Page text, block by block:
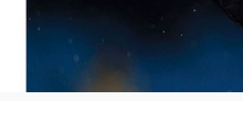
سلام".. عنوان خطبة الجمعة في